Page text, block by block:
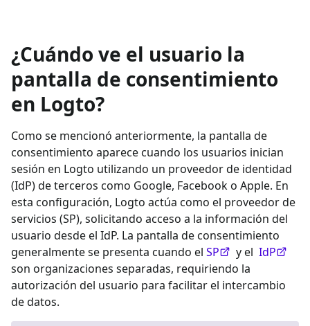
¿Cuándo ve el usuario la
pantalla de consentimiento
en Logto?
Como se mencionó anteriormente, la pantalla de
consentimiento aparece cuando los usuarios inician
sesión en Logto utilizando un proveedor de identidad
(IdP) de terceros como Google, Facebook o Apple. En
esta configuración, Logto actúa como el proveedor de
servicios (SP), solicitando acceso a la información del
usuario desde el IdP. La pantalla de consentimiento
generalmente se presenta cuando el SP y el IdP
son organizaciones separadas, requiriendo la
autorización del usuario para facilitar el intercambio
de datos.